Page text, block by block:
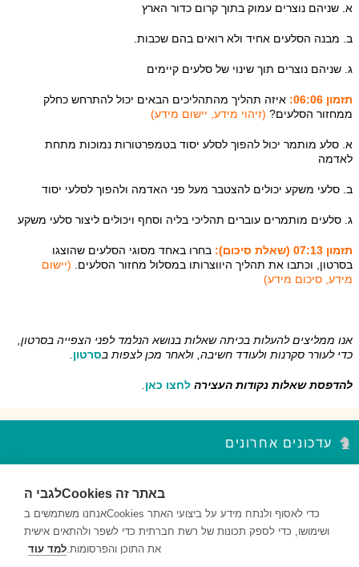
א. שניהם נוצרים עמוק בתוך קרום כדור הארץ
ב. מבנה הסלעים אחיד ולא רואים בהם שכבות.
ג. שניהם נוצרים תוך שינוי של סלעים קיימים
תזמון 06:06:
איזה תהליך מהתהליכים הבאים יכול להתרחש כחלק
ממחזור הסלעים? (זיהוי מידע, יישום מידע)
א. סלע מותמר יכול להפוך לסלע יסוד בטמפרטורות נמוכות מתחת
לאדמה
ב. סלעי משקע יכולים להצטבר מעל פני האדמה ולהפוך לסלעי יסוד
ג. סלעים מותמרים עוברים תהליכי בליה וסחף ויכולים ליצור סלעי משקע
תזמון 07:13 (שאלת סיכום):
בחרו באחד מסוגי הסלעים שהוצגו
בסרטון, וכתבו את תהליך היווצרותו במסלול מחזור הסלעים. (יישום
מידע, סיכום מידע)
אנו ממליצים להעלות בכיתה שאלות בנושא הנלמד לפני הצפייה בסרטון,
כדי לעורר סקרנות ולעודד חשיבה, ולאחר מכן לצפות בסרטון.
להדפסת שאלות נקודות העצירה לחצו כאן.
עדכונים אחרונים
השאלות במקבץ נקודות העצירה מעודדות למידה ברמות חשיבה שונות...
סדר פסח – נקודות עצירה מקבץ 1
השאלות במקבץ נקודות העצירה מעודדות למידה ברמות חשיבה שונות...
לגבי הCookies באתר זה
אנחנו משתמשים בCookies כדי לאסוף ולנתח מידע על ביצועי האתר
ושימושו, כדי לספק תכונות של רשת חברתית כדי לשפר ולהתאים אישית
את התוכן והפרסומות.למד עוד